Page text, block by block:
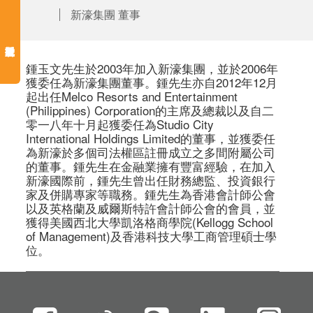
新濠集團 董事
鍾玉文先生於2003年加入新濠集團，並於2006年
獲委任為新濠集團董事。鍾先生亦自2012年12月
起出任Melco Resorts and Entertainment
(Philippines) Corporation的主席及總裁以及自二
零一八年十月起獲委任為Studio City
International Holdings Limited的董事，並獲委任
為新濠於多個司法權區註冊成立之多間附屬公司
的董事。鍾先生在金融業擁有豐富經驗，在加入
新濠國際前，鍾先生曾出任財務總監、投資銀行
家及併購專家等職務。鍾先生為香港會計師公會
以及英格蘭及威爾斯特許會計師公會的會員，並
獲得美國西北大學凱洛格商學院(Kellogg School
of Management)及香港科技大學工商管理碩士學
位。